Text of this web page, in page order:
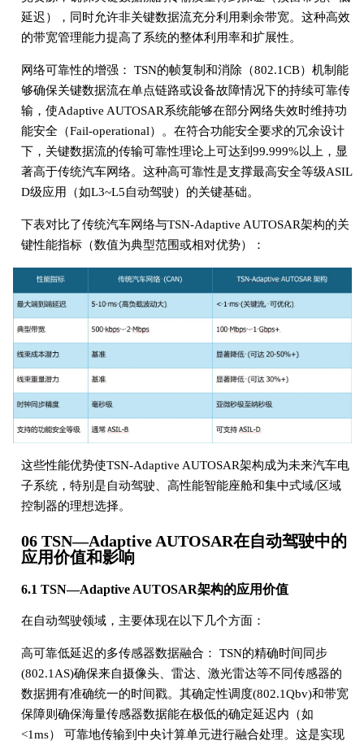
延迟），同时允许非关键数据流充分利用剩余带宽。这种高效
的带宽管理能力提高了系统的整体利用率和扩展性。
网络可靠性的增强： TSN的帧复制和消除（802.1CB）机制能
够确保关键数据流在单点链路或设备故障情况下的持续可靠传
输，使Adaptive AUTOSAR系统能够在部分网络失效时维持功
能安全（Fail-operational）。在符合功能安全要求的冗余设计
下，关键数据流的传输可靠性理论上可达到99.999%以上，显
著高于传统汽车网络。这种高可靠性是支撑最高安全等级ASIL
D级应用（如L3~L5自动驾驶）的关键基础。
下表对比了传统汽车网络与TSN-Adaptive AUTOSAR架构的关
键性能指标（数值为典型范围或相对优势）：
这些性能优势使TSN-Adaptive AUTOSAR架构成为未来汽车电
子系统，特别是自动驾驶、高性能智能座舱和集中式域/区域
控制器的理想选择。
06 TSN—Adaptive AUTOSAR在自动驾驶中的
应用价值和影响
6.1 TSN—Adaptive AUTOSAR架构的应用价值
在自动驾驶领域，主要体现在以下几个方面：
高可靠低延迟的多传感器数据融合： TSN的精确时间同步
(802.1AS)确保来自摄像头、雷达、激光雷达等不同传感器的
数据拥有准确统一的时间戳。其确定性调度(802.1Qbv)和带宽
保障则确保海量传感器数据能在极低的确定延迟内（如
<1ms） 可靠地传输到中央计算单元进行融合处理。这是实现